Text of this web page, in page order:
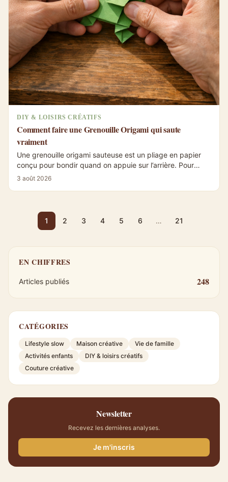
DIY & LOISIRS CRÉATIFS
Comment faire une Grenouille Origami qui saute
vraiment
Une grenouille origami sauteuse est un pliage en papier
conçu pour bondir quand on appuie sur l’arrière. Pour
qu’elle saute vraiment, il...
3 août 2026
1 2 3 4 5 6 … 21
EN CHIFFRES
Articles publiés 248
CATÉGORIES
Lifestyle slow Maison créative
Vie de famille
Activités enfants
DIY & loisirs créatifs
Couture créative
Newsletter
Recevez les dernières analyses.
Je m'inscris